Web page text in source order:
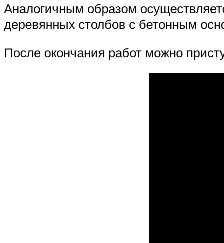
Аналогичным образом
деревянных столбов с бетонным
После окончания работ можно